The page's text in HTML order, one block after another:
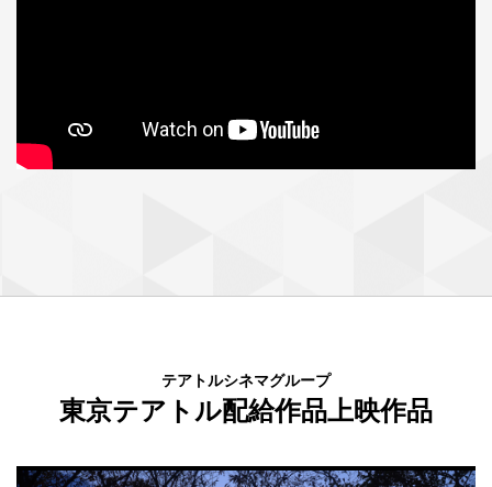
テアトルシネマグループ
東京テアトル配給作品上映作品